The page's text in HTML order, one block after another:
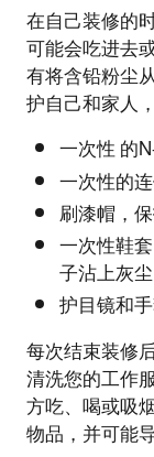
在自己装修的
可能会吃进去
有将含铅粉尘
护自己和家人
一次性 的
一次性的
刷漆帽，
一次性鞋
子沾上灰
护目镜和手
每次结束装修
清洗您的工作
方吃、喝或吸
物品，并可能